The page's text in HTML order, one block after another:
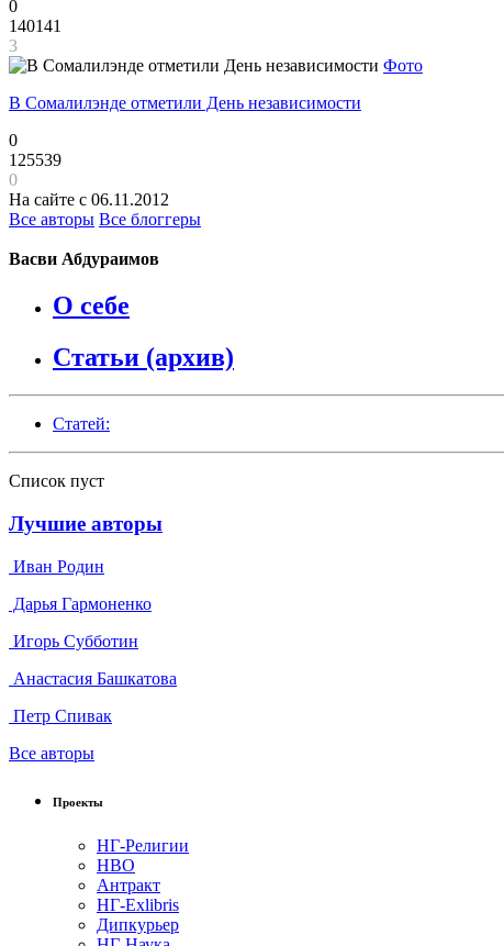
0
140141
3
Фото
В Сомалилэнде отметили День независимости
0
125539
0
На сайте с 06.11.2012
Все авторы Все блоггеры
Васви Абдураимов
О себе
Статьи (архив)
Статей:
Список пуст
Лучшие авторы
Иван Родин
Дарья Гармоненко
Игорь Субботин
Анастасия Башкатова
Петр Спивак
Все авторы
Проекты
НГ-Религии
НВО
Антракт
НГ-Exlibris
Дипкурьер